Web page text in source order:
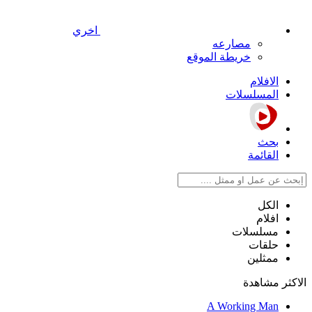
اخري
مصارعه
خريطة الموقع
الافلام
المسلسلات
بحث
القائمة
الكل
افلام
مسلسلات
حلقات
ممثلين
الاكثر مشاهدة
A Working Man